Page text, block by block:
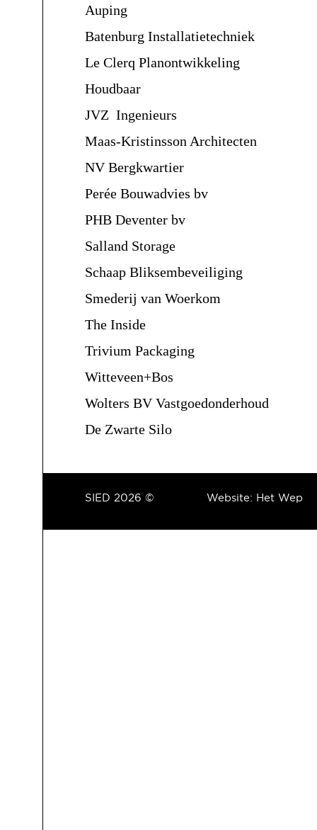
Auping
Batenburg Installatietechniek
Le Clerq Planontwikkeling
Houdbaar
JVZ Ingenieurs
Maas-Kristinsson Architecten
NV Bergkwartier
Perée Bouwadvies bv
PHB Deventer bv
Salland Storage
Schaap Bliksembeveiliging
Smederij van Woerkom
The Inside
Trivium Packaging
Witteveen+Bos
Wolters BV Vastgoedonderhoud
De Zwarte Silo
Website: Het Wep
SIED 2026 ©